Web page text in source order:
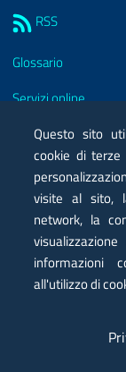
RSS
Glossario
Servizi online
Moduli
Posta elettronica
Privacy
Note legali
Contatti
Dichiarazione di
Questo sito
cookie di
visite al sito,
network, la
informazioni
all'utilizzo di